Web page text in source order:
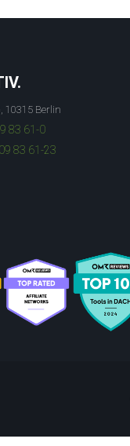
10315 Berlin
83 61-0
83 61-23